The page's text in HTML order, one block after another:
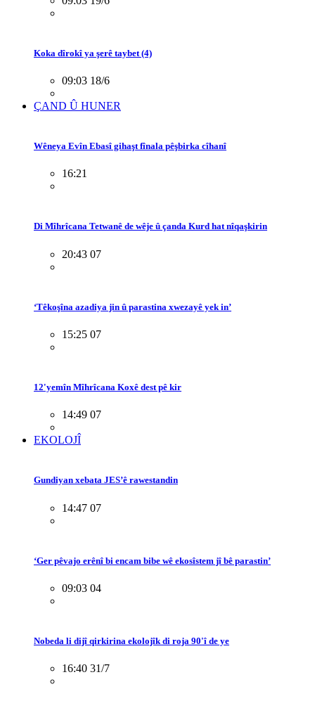
Koka dîrokî ya şerê taybet (4)
09:03 18/6
ÇAND Û HUNER
Wêneya Evîn Ebasî gihaşt fînala pêşbirka cîhanî
16:21
Di Mîhrîcana Tetwanê de wêje û çanda Kurd hat nîqaşkirin
20:43 07
‘Têkoşîna azadiya jin û parastina xwezayê yek in’
15:25 07
12'yemîn Mîhrîcana Koxê dest pê kir
14:49 07
EKOLOJÎ
Gundiyan xebata JES’ê rawestandin
14:47 07
‘Ger pêvajo erênî bi encam bibe wê ekosîstem jî bê parastin’
09:03 04
Nobeda li dijî qirkirina ekolojîk di roja 90'î de ye
16:40 31/7